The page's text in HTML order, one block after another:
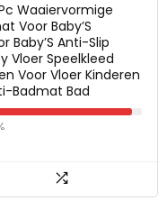
Waaiervormige
Voor Baby’S
Baby’S Anti-Slip
Vloer Speelkleed
Voor Vloer Kinderen
Badmat Bad